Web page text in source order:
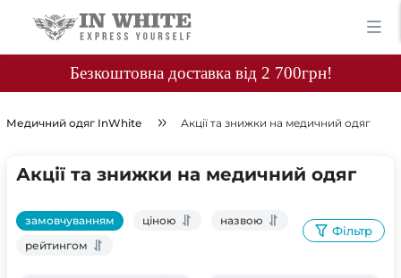
Безкоштовна доставка від 2 700грн!
Медичний одяг InWhite Акції та знижки на медичний одяг
Акції та знижки на медичний одяг
замовчуванням ціною
назвою
рейтингом
Фільтр